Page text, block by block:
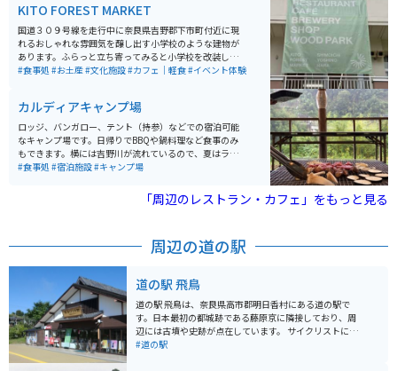
おり、お好みに合わせて味を調整出来ます。
KITO FOREST MARKET
国道３０９号線を走行中に奈良県吉野郡下市町付近に現
れるおしゃれな雰囲気を醸し出す小学校のような建物が
あります。ふらっと立ち寄ってみると小学校を改装した
複合型体験施設で、地元の農産物やデザイン商品の販
て、田舎の素晴らしさがギュッと詰まったような施設で
す。小学校を使っている点でも、ホッと心が和む場所で
す。
#食事処 #お土産#文化施設#カフェ｜軽食#イベント体験
カルディアキャンプ場
ロッジ、バンガロー、テント（持参）などでの宿泊可能
なキャンプ場です。日帰りでBBQや鍋料理など食事のみ
もできます。横には吉野川が流れているので、夏はライ
フジャケットをレンタルし泳ぐこともできます。最近、
スケートボードをする子供から大人まで楽しめます。
#食事処 #宿泊施設#キャンプ場
「周辺のレストラン・カフェ」をもっと見る
周辺の道の駅
道の駅 飛鳥
道の駅 飛鳥は、奈良県高市郡明日香村にある道の駅で
す。日本最初の都城跡である藤原京に隣接しており、周
辺には古墳や史跡が点在しています。 サイクリストにも
人気があり、休憩所や自転車ラックも完備されていま
#道の駅